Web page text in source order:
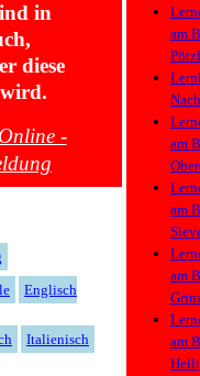
in
diese
-
Englisch
Italienisch
Lern
am
Lern
Nach
Lern
am
Lern
am
Lern
am
Lern
am